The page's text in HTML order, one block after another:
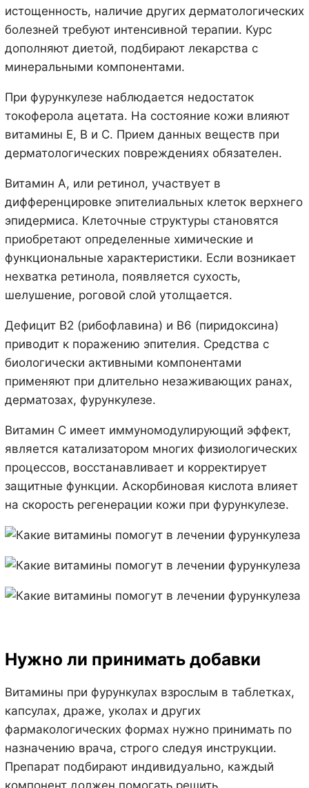
истощенность, наличие других дерматологических
болезней требуют интенсивной терапии. Курс
дополняют диетой, подбирают лекарства с
минеральными компонентами.
При фурункулезе наблюдается недостаток
токоферола ацетата. На состояние кожи влияют
витамины Е, В и С. Прием данных веществ при
дерматологических повреждениях обязателен.
Витамин А, или ретинол, участвует в
дифференцировке эпителиальных клеток верхнего
эпидермиса. Клеточные структуры становятся
приобретают определенные химические и
функциональные характеристики. Если возникает
нехватка ретинола, появляется сухость,
шелушение, роговой слой утолщается.
Дефицит В2 (рибофлавина) и В6 (пиридоксина)
приводит к поражению эпителия. Средства с
биологически активными компонентами
применяют при длительно незаживающих ранах,
дерматозах, фурункулезе.
Витамин С имеет иммуномодулирующий эффект,
является катализатором многих физиологических
процессов, восстанавливает и корректирует
защитные функции. Аскорбиновая кислота влияет
на скорость регенерации кожи при фурункулезе.
Нужно ли принимать добавки
Витамины при фурункулах взрослым в таблетках,
капсулах, драже, уколах и других
фармакологических формах нужно принимать по
назначению врача, строго следуя инструкции.
Препарат подбирают индивидуально, каждый